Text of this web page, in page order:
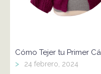
Cómo Tejer tu Primer
> 24 febrero, 2024